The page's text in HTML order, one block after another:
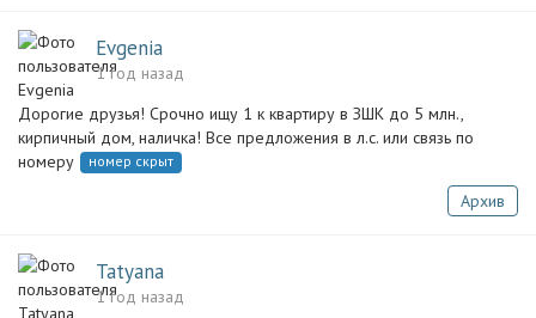
Evgenia
1 год назад
Дорогие друзья! Срочно ищу 1 к квартиру в ЗШК до 5 млн.,
кирпичный дом, наличка! Все предложения в л.с. или связь по
номеру
номер скрыт
Архив
Tatyana
1 год назад